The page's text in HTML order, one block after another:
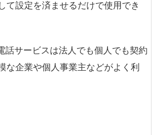
て設定を済ませるだけで使用でき
話サービスは法人でも個人でも契約
な企業や個人事業主などがよく利